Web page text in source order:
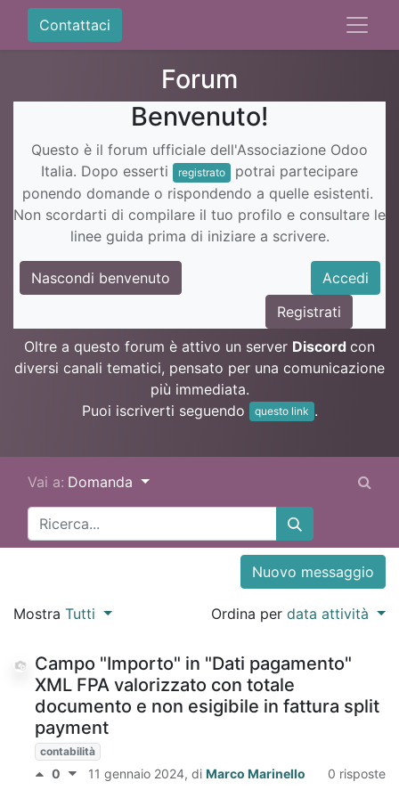
Contattaci
Forum
Benvenuto!
Questo è il forum ufficiale dell'Associazione Odoo
Italia. Dopo esserti
registrato
potrai partecipare
ponendo domande o rispondendo a quelle esistenti.
Non scordarti di compilare il tuo profilo e consultare le
linee guida prima di iniziare a scrivere.
Nascondi benvenuto
Accedi
Registrati
Oltre a questo forum è attivo un server Discord con
diversi canali tematici, pensato per una comunicazione
più immediata.
Puoi iscriverti seguendo
questo link .
Vai a: Domanda
Nuovo messaggio
Mostra Tutti Ordina perdata attività
Campo "Importo" in "Dati pagamento"
XML FPA valorizzato con totale
documento e non esigibile in fattura split
payment
contabilità
0 11 gennaio 2024, di Marco Marinello 0 risposte